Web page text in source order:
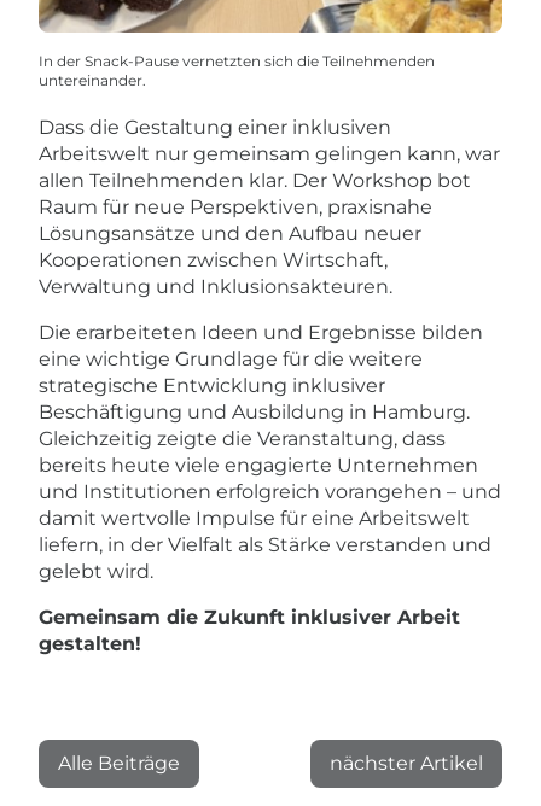
In der Snack-Pause vernetzten sich die Teilnehmenden
untereinander.
Dass die Gestaltung einer inklusiven
Arbeitswelt nur gemeinsam gelingen kann, war
allen Teilnehmenden klar. Der Workshop bot
Raum für neue Perspektiven, praxisnahe
Lösungsansätze und den Aufbau neuer
Kooperationen zwischen Wirtschaft,
Verwaltung und Inklusionsakteuren.
Die erarbeiteten Ideen und Ergebnisse bilden
eine wichtige Grundlage für die weitere
strategische Entwicklung inklusiver
Beschäftigung und Ausbildung in Hamburg.
Gleichzeitig zeigte die Veranstaltung, dass
bereits heute viele engagierte Unternehmen
und Institutionen erfolgreich vorangehen – und
damit wertvolle Impulse für eine Arbeitswelt
liefern, in der Vielfalt als Stärke verstanden und
gelebt wird.
Gemeinsam die Zukunft inklusiver Arbeit
gestalten!
Alle Beiträge nächster Artikel